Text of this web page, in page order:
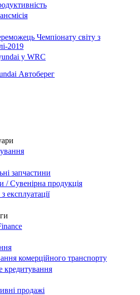
Чемпіонату світу з
2019
у WRC
запчастини
/ Сувенірна продукція
експлуатації
комерційного транспорту
кредитування
продажі